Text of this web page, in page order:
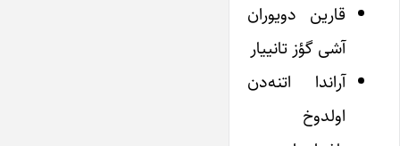
قارین دویوران
آشی گؤز تانییار
آراندا اتنه‌دن
اولدوخ